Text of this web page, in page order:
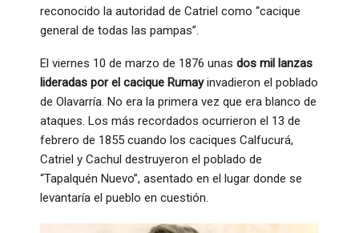
reconocido la autoridad de Catriel como “cacique
general de todas las pampas”.
El viernes 10 de marzo de 1876 unas dos mil lanzas
lideradas por el cacique Rumayinvadieron el poblado
de Olavarría. No era la primera vez que era blanco de
ataques. Los más recordados ocurrieron el 13 de
febrero de 1855 cuando los caciques Calfucurá,
Catriel y Cachul destruyeron el poblado de
“Tapalquén Nuevo”, asentado en el lugar donde se
levantaría el pueblo en cuestión.